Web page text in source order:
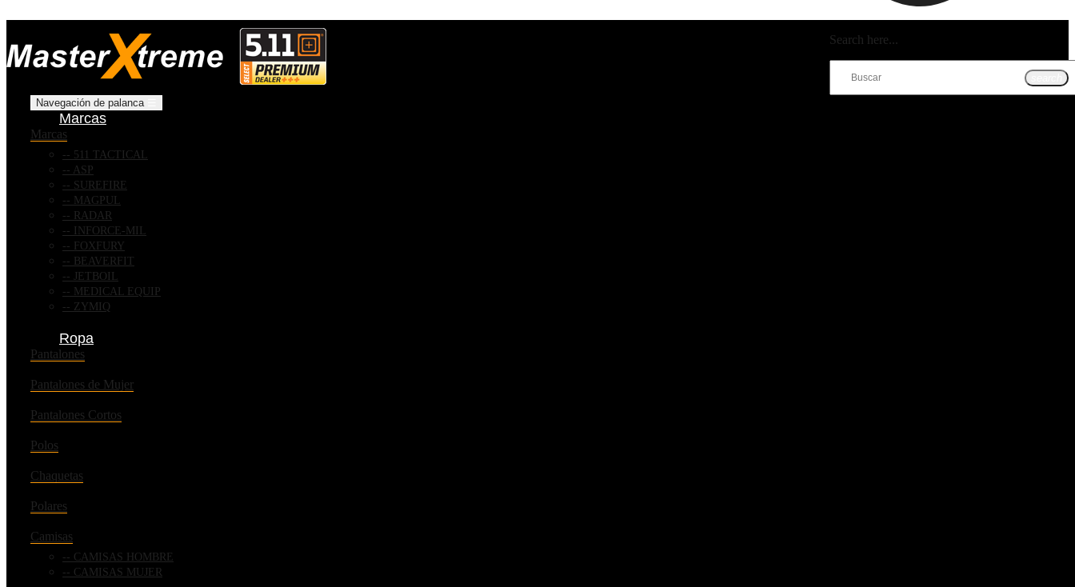
Search here...
Navegación de palanca
Marcas
Marcas
511 TACTICAL
ASP
SUREFIRE
MAGPUL
RADAR
INFORCE-MIL
FOXFURY
BEAVERFIT
JETBOIL
MEDICAL EQUIP
ZYMIQ
Ropa
Pantalones
Pantalones de Mujer
Pantalones Cortos
Polos
Chaquetas
Polares
Camisas
CAMISAS HOMBRE
CAMISAS MUJER